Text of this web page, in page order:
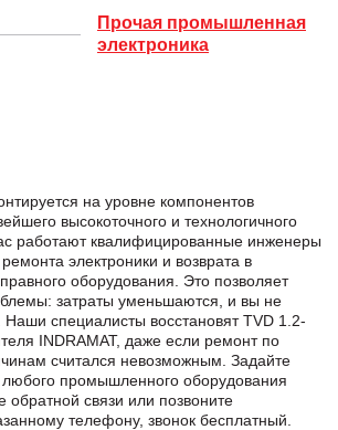
Прочая промышленная
электроника
на уровне компонентов
высокоточного и технологичного
работают квалифицированные инженеры
электроники и возврата в
оборудования. Это позволяет
затраты уменьшаются, и вы не
Наши специалисты восстановят TVD 1.2-
INDRAMAT, даже если ремонт по
считался невозможным. Задайте
промышленного оборудования
связи или позвоните
телефону, звонок бесплатный.